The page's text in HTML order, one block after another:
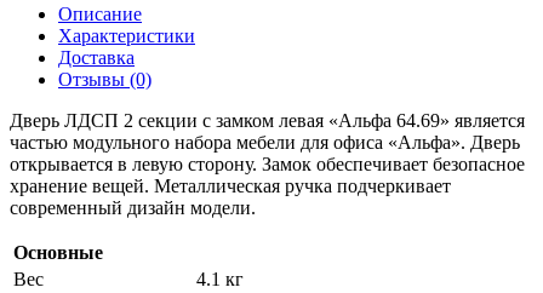
Описание
Характеристики
Доставка
Отзывы (0)
Дверь ЛДСП 2 секции с замком левая «Альфа 64.69» является
частью модульного набора мебели для офиса «Альфа». Дверь
открывается в левую сторону. Замок обеспечивает безопасное
хранение вещей. Металлическая ручка подчеркивает
современный дизайн модели.
Основные
Вес
4.1 кг